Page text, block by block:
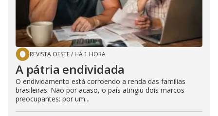
e
o
REVISTA OESTE/ HÁ 1 HORA
A pátria endividada
O endividamento está corroendo a renda das famílias
brasileiras. Não por acaso, o país atingiu dois marcos
preocupantes: por um...